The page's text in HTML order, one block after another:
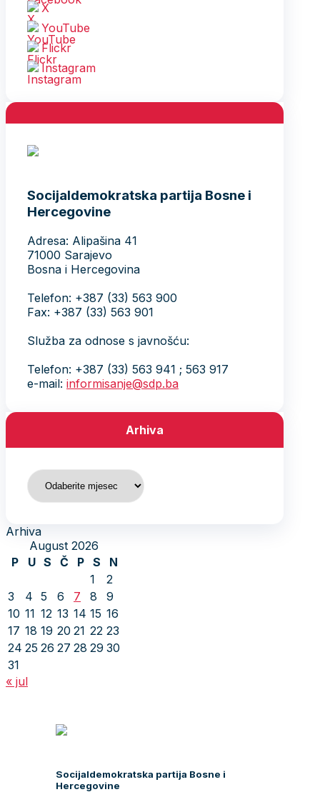
X
YouTube
Flickr
Instagram
Socijaldemokratska partija Bosne i
Hercegovine
Adresa: Alipašina 41
71000 Sarajevo
Bosna i Hercegovina
Telefon: +387 (33) 563 900
Fax: +387 (33) 563 901
Služba za odnose s javnošću:
Telefon: +387 (33) 563 941 ; 563 917
e-mail: informisanje@sdp.ba
Arhiva
Arhiva
Arhiva
August 2026
P
U S Č P S
N
1
2
3
4 5 6 7 8
9
10 11 12 13 14 15 16
17 18 19 20 21 22 23
24 25 26 27 28 29 30
31
« jul
Socijaldemokratska partija Bosne i
Hercegovine